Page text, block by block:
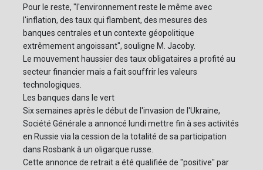
Pour le reste, "l'environnement reste le même avec
l'inflation, des taux qui flambent, des mesures des
banques centrales et un contexte géopolitique
extrêmement angoissant", souligne M. Jacoby.
Le mouvement haussier des taux obligataires a profité au
secteur financier mais a fait souffrir les valeurs
technologiques.
Les banques dans le vert
Six semaines après le début de l'invasion de l'Ukraine,
Société Générale a annoncé lundi mettre fin à ses activités
en Russie via la cession de la totalité de sa participation
dans Rosbank à un oligarque russe.
Cette annonce de retrait a été qualifiée de "positive" par